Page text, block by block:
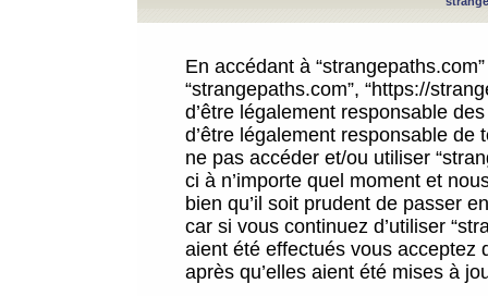
En accédant à
“strangepaths.com”, “https://
d’être légalement responsable
d’être légalement responsable
ne pas accéder et/ou utiliser
ci à n’importe quel moment et
bien qu’il soit prudent de passer
car si vous continuez d’utiliser
aient été effectués vous acceptez
après qu’elles aient été mises à